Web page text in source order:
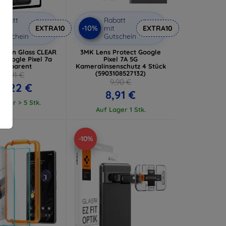
Rabatt
Gutschein
EXTRA10
Glass CLEAR
Google Pixel 7a
26,91 €
24,22 €
> 5 Stk.
-10%
Rabatt
mit
Gutschein
EXTRA10
3MK Lens Protect Google
Pixel 7A 5G
Kameralinsenschutz 4 Stück
(5903108527132)
9,90 €
8,91 €
Auf Lager 1 Stk.
-10%